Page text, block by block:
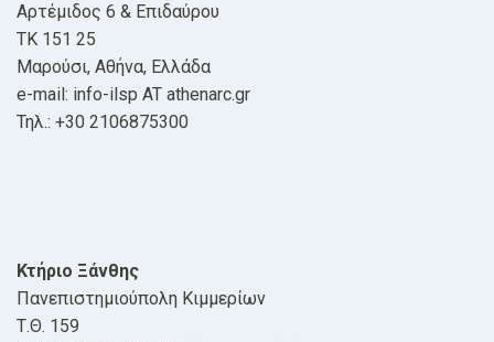
Αρτέμιδος 6 & Επιδαύρου
ΤΚ 151 25
Μαρούσι, Αθήνα, Ελλάδα
e-mail: info-ilsp AT athenarc.gr
Τηλ.: +30 2106875300
Κτήριο Ξάνθης
Πανεπιστημιούπολη Κιμμερίων
Τ.Θ. 159